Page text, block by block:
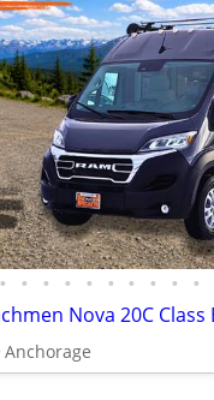
• • • • • • • • • •
Nova 20C Class
Anchorage